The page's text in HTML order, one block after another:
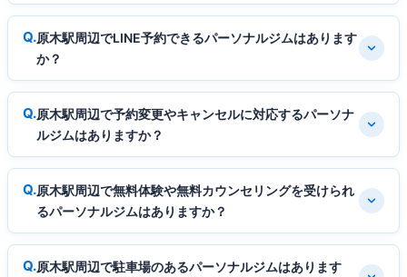
原木駅周辺でLINE予約できるパーソナルジムはあります
か？
原木駅周辺で予約変更やキャンセルに対応するパーソナ
ルジムはありますか？
原木駅周辺で無料体験や無料カウンセリングを受けられ
るパーソナルジムはありますか？
原木駅周辺で駐車場のあるパーソナルジムはあります